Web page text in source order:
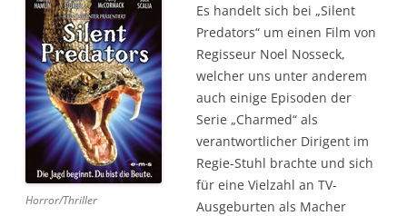
Horror/Thriller
Es handelt sich bei „Silent
Predators“ um einen Film von
Regisseur Noel Nosseck,
welcher uns unter anderem
auch einige Episoden der
Serie „Charmed“ als
verantwortlicher Dirigent im
Regie-Stuhl brachte und sich
für eine Vielzahl an TV-
Ausgeburten als Macher